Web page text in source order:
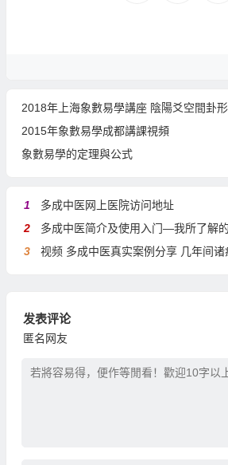
2018年上海象數易學講座 陰陽爻空間卦形
2015年象數易學成都講課視頻
象數易學的定理與公式
1
多成中医网上医院访问地址
2
多成中医简介及使用入门—我所了解
3
视频 多成中医真实案例分享 几年间诸
发表评论
匿名网友